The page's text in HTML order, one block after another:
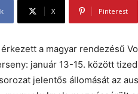
X Pinterest
a magyar rendezésű
január 13-15. között
jelentős állomását az